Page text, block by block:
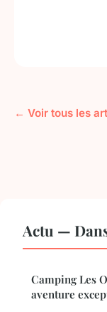
← Voir tous les
Actu —
Camping Les
aventure